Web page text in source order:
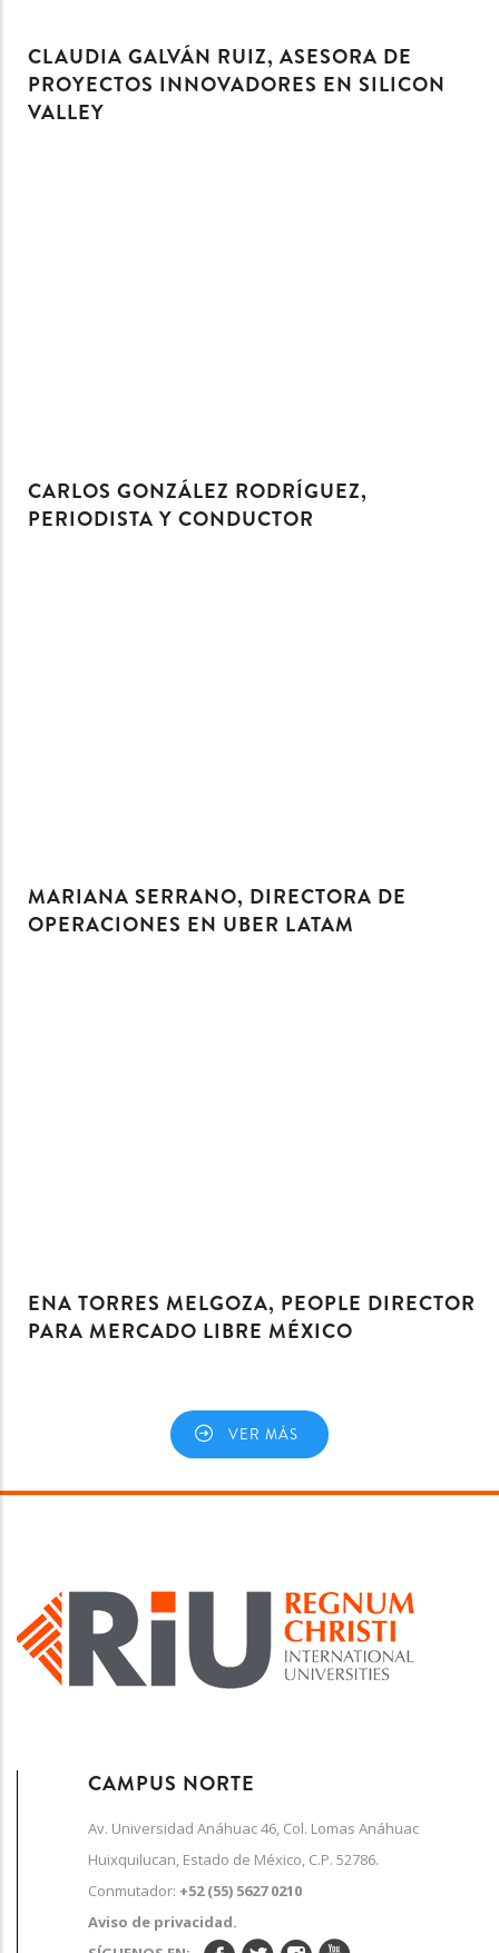
CLAUDIA GALVÁN RUIZ, ASESORA DE
PROYECTOS INNOVADORES EN SILICON
VALLEY
CARLOS GONZÁLEZ RODRÍGUEZ,
PERIODISTA Y CONDUCTOR
MARIANA SERRANO, DIRECTORA DE
OPERACIONES EN UBER LATAM
ENA TORRES MELGOZA, PEOPLE DIRECTOR
PARA MERCADO LIBRE MÉXICO
VER MÁS
CAMPUS NORTE
Av. Universidad Anáhuac 46, Col. Lomas Anáhuac
Huixquilucan, Estado de México, C.P. 52786.
Conmutador: +52 (55) 5627 0210
Aviso de privacidad.